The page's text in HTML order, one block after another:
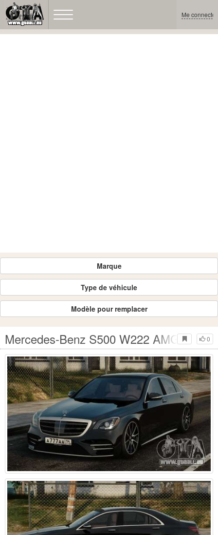
Me connecter
Marque
Type de véhicule
Modèle pour remplacer
0
Mercedes-Benz S500 W222 AMG